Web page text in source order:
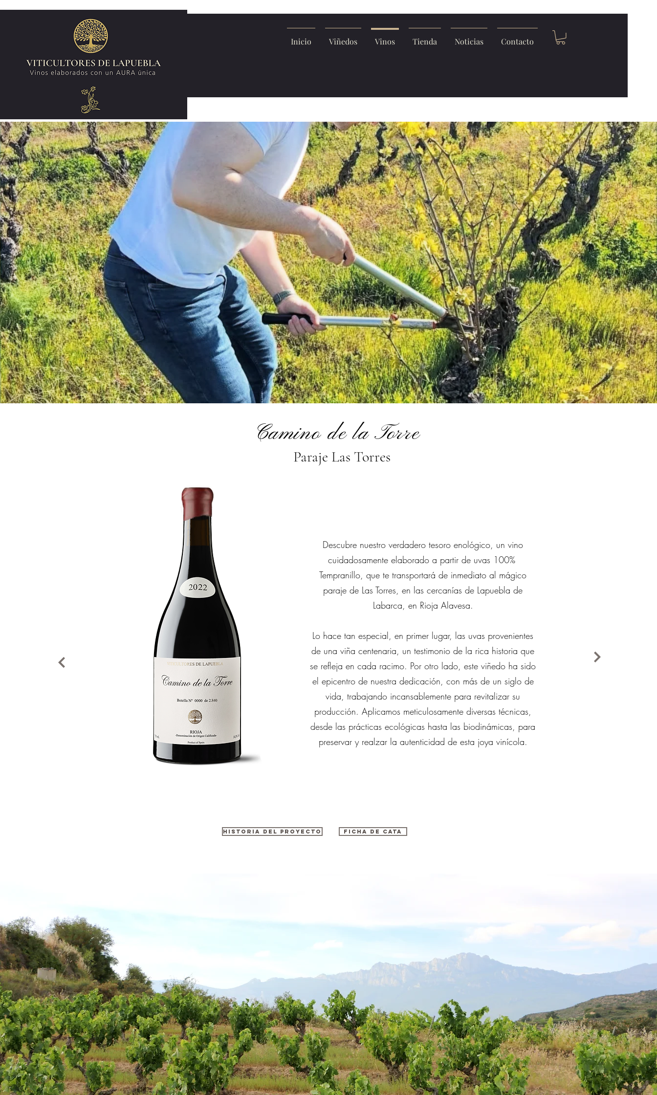
Inicio Viñedos Vinos Tienda Noticias Contacto
Camino de la Torre
Paraje Las Torres
Descubre nuestro verdadero tesoro enológico, un vino
cuidadosamente elaborado a partir de uvas 100%
Tempranillo, que te transportará de inmediato al mágico
paraje de Las Torres, en las cercanías de Lapuebla de
Labarca, en Rioja Alavesa.
Lo hace tan especial, en primer lugar, las uvas provenientes
de una viña centenaria, un testimonio de la rica historia que
se refleja en cada racimo. Por otro lado, este viñedo ha sido
el epicentro de nuestra dedicación, con más de un siglo de
vida, trabajando incansablemente para revitalizar su
producción. Aplicamos meticulosamente diversas técnicas,
desde las prácticas ecológicas hasta las biodinámicas, para
preservar y realzar la autenticidad de esta joya vinícola.
Historia del proyecto Ficha de Cata